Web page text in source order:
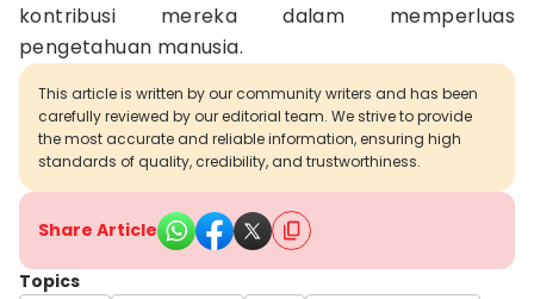
kontribusi mereka dalam memperluas
pengetahuan manusia.
This article is written by our community writers and has been
carefully reviewed by our editorial team. We strive to provide
the most accurate and reliable information, ensuring high
standards of quality, credibility, and trustworthiness.
Share Article
Topics